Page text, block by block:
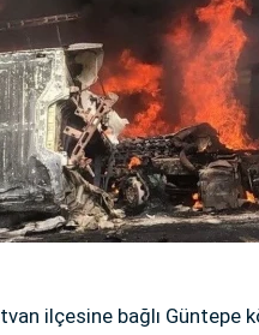
ilçesine bağlı Güntepe